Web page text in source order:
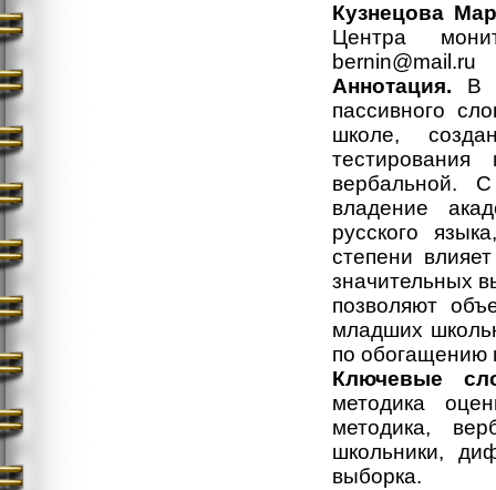
Кузнецова
Центра
bernin@mail.ru
Аннотация. В
пассивного
школе,
вербальной.
владение
русского
степени
значительных
позволяют
младших
по обогащению
Ключевые
методика
методика,
школьники,
выборка.